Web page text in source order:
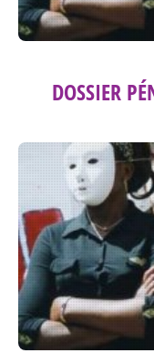
DOSSIER